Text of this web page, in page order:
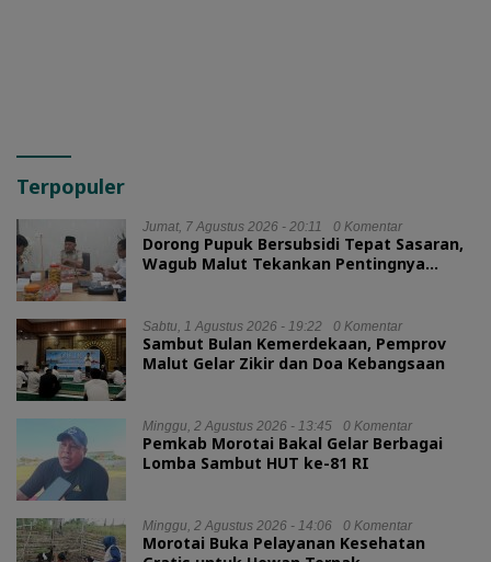
Terpopuler
Jumat, 7 Agustus 2026 - 20:11 0 Komentar
Dorong Pupuk Bersubsidi Tepat Sasaran,
Wagub Malut Tekankan Pentingnya
Sabtu, 1 Agustus 2026 - 19:22 0 Komentar
Sambut Bulan Kemerdekaan, Pemprov
Malut Gelar Zikir dan Doa Kebangsaan
Minggu, 2 Agustus 2026 - 13:45 0 Komentar
Pemkab Morotai Bakal Gelar Berbagai
Lomba Sambut HUT ke-81 RI
Minggu, 2 Agustus 2026 - 14:06 0 Komentar
Morotai Buka Pelayanan Kesehatan